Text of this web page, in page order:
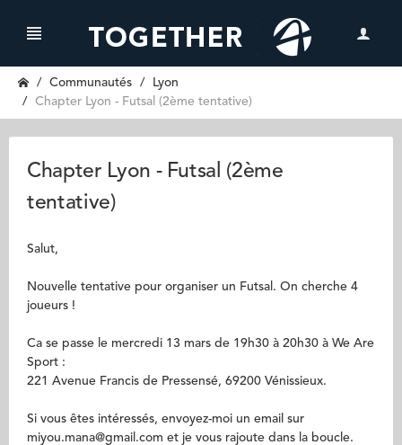
Communautés
Lyon
Chapter Lyon - Futsal (2ème tentative)
Chapter Lyon - Futsal (2ème
tentative)
Salut,
Nouvelle tentative pour organiser un Futsal. On cherche 4
joueurs !
Ca se passe le mercredi 13 mars de 19h30 à 20h30 à We Are
Sport :
221 Avenue Francis de Pressensé, 69200 Vénissieux.
Si vous êtes intéressés, envoyez-moi un email sur
miyou.mana@gmail.com et je vous rajoute dans la boucle.